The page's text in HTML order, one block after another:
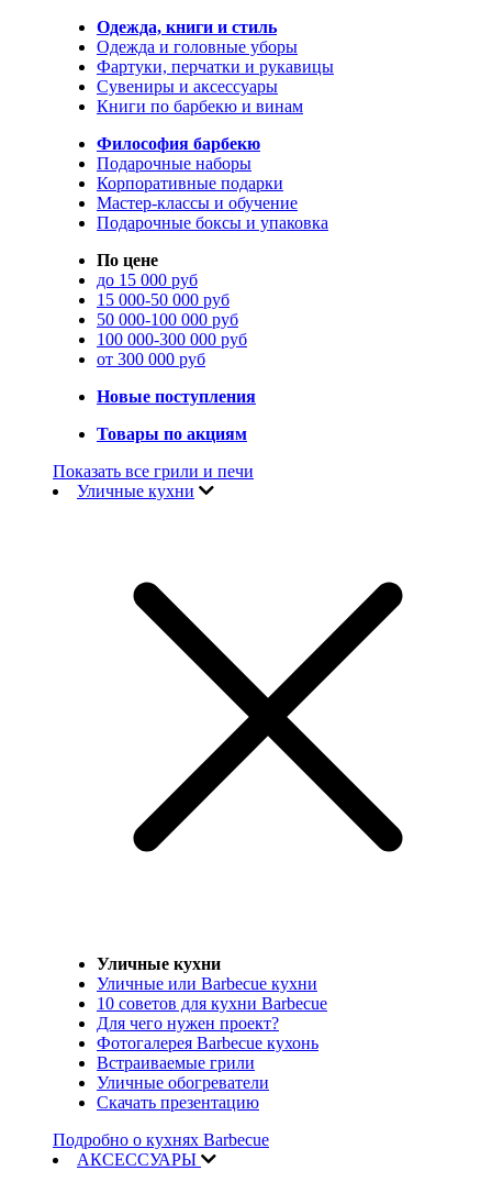
Одежда, книги и стиль
Одежда и головные уборы
Фартуки, перчатки и рукавицы
Сувениры и аксессуары
Книги по барбекю и винам
Философия барбекю
Подарочные наборы
Корпоративные подарки
Мастер-классы и обучение
Подарочные боксы и упаковка
По цене
до 15 000 руб
15 000-50 000 руб
50 000-100 000 руб
100 000-300 000 руб
от 300 000 руб
Новые поступления
Товары по акциям
Показать все грили и печи
Уличные кухни
Уличные кухни
Уличные или Barbecue кухни
10 советов для кухни Barbecue
Для чего нужен проект?
Фотогалерея Barbecue кухонь
Встраиваемые грили
Уличные обогреватели
Скачать презентацию
Подробно о кухнях Barbecue
АКСЕССУАРЫ